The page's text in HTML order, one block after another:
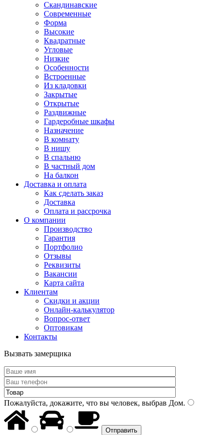
Скандинавские
Современные
Форма
Высокие
Квадратные
Угловые
Низкие
Особенности
Встроенные
Из кладовки
Закрытые
Открытые
Раздвижные
Гардеробные шкафы
Назначение
В комнату
В нишу
В спальню
В частный дом
На балкон
Доставка и оплата
Как сделать заказ
Доставка
Оплата и рассрочка
О компании
Производство
Гарантия
Портфолио
Отзывы
Реквизиты
Вакансии
Карта сайта
Клиентам
Скидки и акции
Онлайн-калькулятор
Вопрос-ответ
Оптовикам
Контакты
Вызвать замерщика
Пожалуйста, докажите, что вы человек, выбрав Дом.